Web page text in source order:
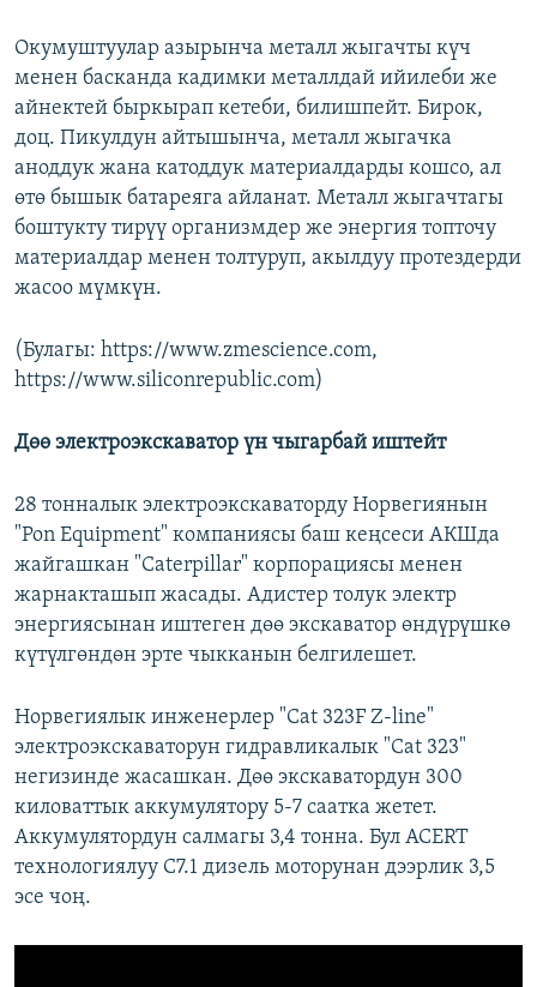
Окумуштуулар азырынча металл жыгачты күч
менен басканда кадимки металлдай ийилеби же
айнектей быркырап кетеби, билишпейт. Бирок,
доц. Пикулдун айтышынча, металл жыгачка
аноддук жана катоддук материалдарды кошсо, ал
өтө бышык батареяга айланат. Металл жыгачтагы
боштукту тирүү организмдер же энергия топточу
материалдар менен толтуруп, акылдуу протездерди
жасоо мүмкүн.
(Булагы: https://www.zmescience.com,
https://www.siliconrepublic.com)
Дөө электроэкскаватор үн чыгарбай иштейт
28 тонналык электроэкскаваторду Норвегиянын
"Pon Equipment" компаниясы баш кеңсеси АКШда
жайгашкан "Caterpillar" корпорациясы менен
жарнакташып жасады. Адистер толук электр
энергиясынан иштеген дөө экскаватор өндүрүшкө
күтүлгөндөн эрте чыкканын белгилешет.
Норвегиялык инженерлер "Cat 323F Z-line"
электроэкскаваторун гидравликалык "Cat 323"
негизинде жасашкан. Дөө экскаватордун 300
киловаттык аккумулятору 5-7 саатка жетет.
Аккумулятордун салмагы 3,4 тонна. Бул ACERT
технологиялуу C7.1 дизель моторунан дээрлик 3,5
эсе чоң.